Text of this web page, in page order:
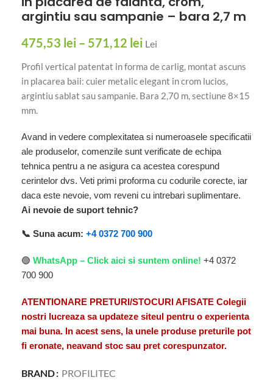
argintiu sau sampanie – bara 2,7 m
475,53 lei – 571,12 lei Lei
Profil vertical patentat in forma de carlig, montat ascuns
in placarea baii: cuier metalic elegant in crom lucios,
argintiu sablat sau sampanie. Bara 2,70 m, sectiune 8×15
mm.
Avand in vedere complexitatea si numeroasele specificatii
ale produselor, comenzile sunt verificate de echipa
tehnica pentru a ne asigura ca acestea corespund
cerintelor dvs. Veti primi proforma cu codurile corecte, iar
daca este nevoie, vom reveni cu intrebari suplimentare.
Ai nevoie de suport tehnic?
📞 Suna acum: +4 0372 700 900
🟢 WhatsApp – Click aici si suntem online! +4 0372
700 900
ATENTIONARE PRETURI/STOCURI AFISATE Colegii
nostri lucreaza sa updateze siteul pentru o experienta
mai buna. In acest sens, la unele produse preturile pot
fi eronate, neavand stoc sau pret corespunzator.
BRAND PROFILITEC